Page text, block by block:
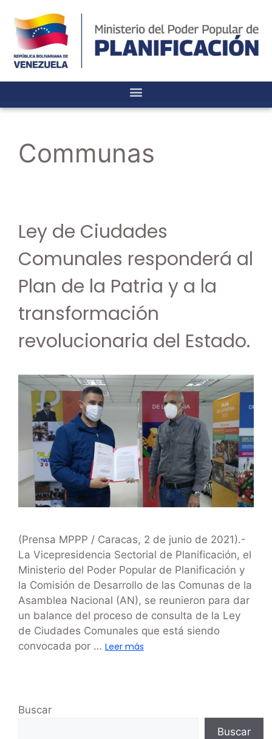
Communas
Ley de Ciudades
Comunales responderá al
Plan de la Patria y a la
transformación
revolucionaria del Estado.
(Prensa MPPP / Caracas, 2 de junio de 2021).-
La Vicepresidencia Sectorial de Planificación, el
Ministerio del Poder Popular de Planificación y
la Comisión de Desarrollo de las Comunas de la
Asamblea Nacional (AN), se reunieron para dar
un balance del proceso de consulta de la Ley
de Ciudades Comunales que está siendo
convocada por … Leer más
Buscar
Buscar